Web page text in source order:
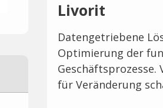
Livorit
Datengetriebene
Optimierung der
Geschäftsprozesse.
für Veränderung